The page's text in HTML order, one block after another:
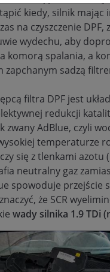
kiedy, silnik mając
na czyszczenie DPF,
wydechu, aby
komorą spalania, a
zapchanym sadzą
filtra DPF jest układ
redukcji
zwany AdBlue, czyli
temperaturze
się z tlenkami azotu
neutralny gaz
spowoduje przejście
że SCR
wady silnika 1.9 TDi